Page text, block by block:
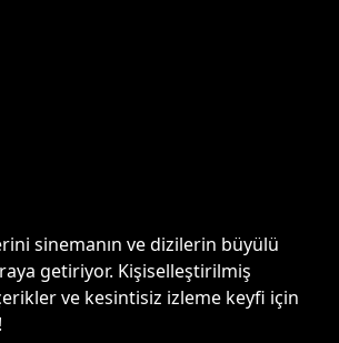
sinemanın ve dizilerin büyülü
getiriyor. Kişiselleştirilmiş
ve kesintisiz izleme keyfi için